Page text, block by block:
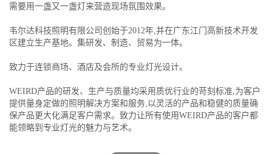
需要用一盏又一盏灯来营造现场氛围效果。
韦尔达科技照明有限公司创始于2012年,并在广东江门高新技术开发
区建立生产基地。集研发、制造、贸易为一体。
致力于连锁商场、酒店及会所的专业灯光设计。
WEIRD产品的研发、生产与质量均采用质优行业的苛刻标准,为客户
提供量身定做的照明解决方案和服务,以灵活的产品和稳健的质量确
保产品更大化满足客户需求。致力让所有使用WEIRD产品的客户都
能领略到专业灯光的魅力与艺术。